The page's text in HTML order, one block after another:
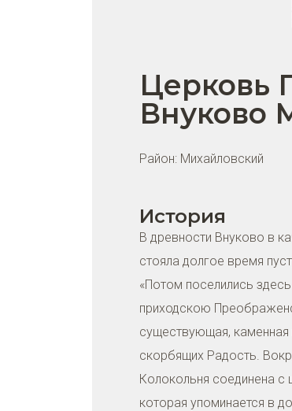
Церковь
Внуково
Район: Михайловский
История
В древности Внуково в
стояла долгое время
«Потом поселились
приходскою
существующая,
скорбящих Радость.
Колокольня соединена с
которая упоминается в